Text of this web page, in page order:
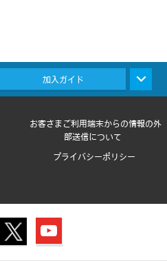
加入ガイド
お客さまご利用端末からの情報の外
部送信について
プライバシーポリシー